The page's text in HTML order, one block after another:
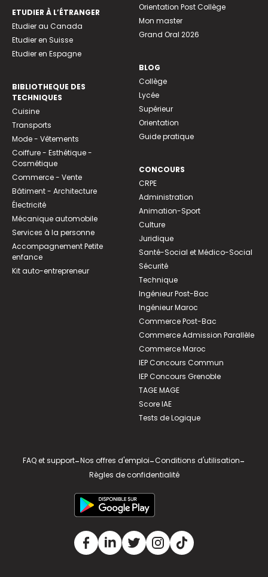
ETUDIER À L’ÉTRANGER
Etudier au Canada
Etudier en Suisse
Etudier en Espagne
BIBLIOTHEQUE DES
TECHNIQUES
Cuisine
Transports
Mode - Vêtements
Coiffure - Esthétique -
Cosmétique
Commerce - Vente
Bâtiment - Architecture
Électricité
Mécanique automobile
Services à la personne
Accompagnement Petite
enfance
Kit auto-entrepreneur
Orientation Post Collège
Mon master
Grand Oral 2026
BLOG
Collège
Lycée
Supérieur
Orientation
Guide pratique
CONCOURS
CRPE
Administration
Animation-Sport
Culture
Juridique
Santé-Social et Médico-Social
Sécurité
Technique
Ingénieur Post-Bac
Ingénieur Maroc
Commerce Post-Bac
Commerce Admission Parallèle
Commerce Maroc
IEP Concours Commun
IEP Concours Grenoble
TAGE MAGE
Score IAE
Tests de Logique
FAQ et support-Nos offres d'emploi-Conditions d'utilisation-
Règles de confidentialité